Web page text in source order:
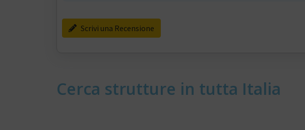
Scrivi una Recensione
Cerca strutture in tutta Italia